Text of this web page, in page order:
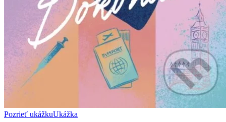
Pozrieť ukážkuUkážka